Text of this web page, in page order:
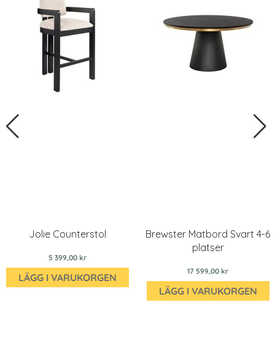
Jolie Counterstol
5 399,00 kr
LÄGG I VARUKORGEN
Brewster Matbord Svart 4-6
platser
17 599,00 kr
LÄGG I VARUKORGEN